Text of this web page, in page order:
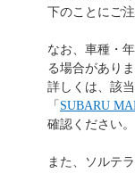
下のことにご
なお、車種・
る場合があり
詳しくは、該
「 SUBARU
確認ください。
また、ソルテ